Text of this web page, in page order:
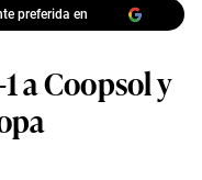
preferida en
a Coopsol y